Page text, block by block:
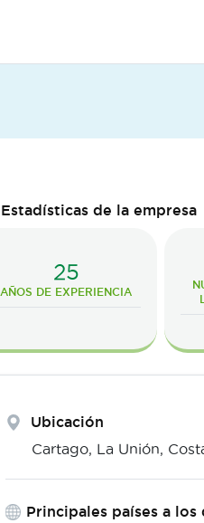
Estadísticas de la empresa
25
AÑOS DE EXPERIENCIA
Ubicación
Cartago, La Unión,
Principales países a los